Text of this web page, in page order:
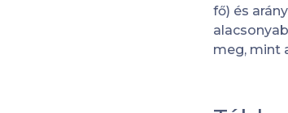
fő) és
meg, mint